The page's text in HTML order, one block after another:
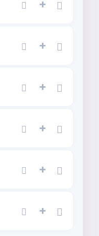
+
+
+
+
+
+